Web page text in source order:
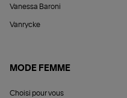
Vanessa Baroni
Vanrycke
MODE FEMME
Choisi pour vous